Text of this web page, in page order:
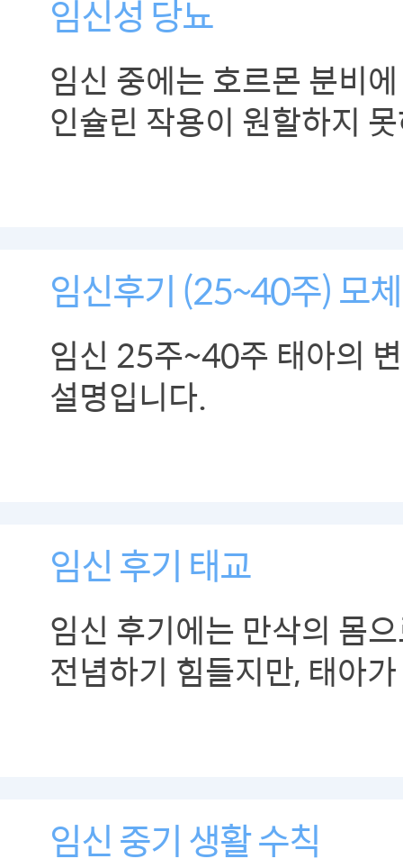
임신성 당뇨
임신 중에는 호르몬 분비
인슐린 작용이 원할하지
임신후기 (25~40주) 모
임신 25주~40주 태아의
설명입니다.
임신 후기 태교
임신 후기에는 만삭의 몸
전념하기 힘들지만, 태아
임신 중기 생활 수칙